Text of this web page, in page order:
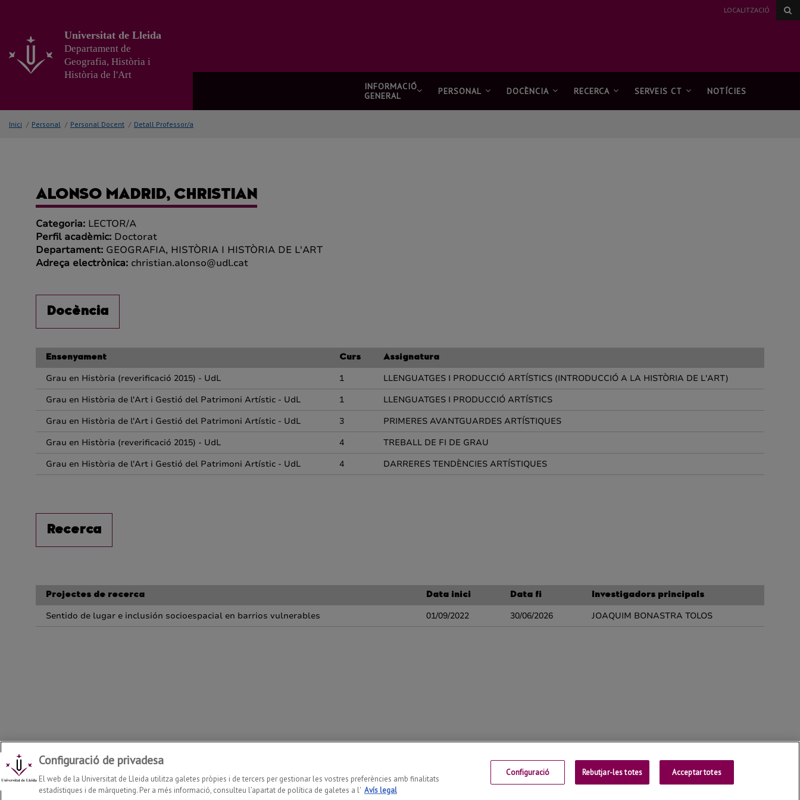
principal
LOCALITZACIÓ
Universitat de Lleida
Departament de
Geografia, Història i
Història de l'Art
INFORMACIÓ
GENERAL
PERSONAL DOCÈNCIA RECERCA SERVEIS CT NOTÍCIES
Inici / Personal / Personal Docent / Detall Professor/a
Departament de Geografia, Història i Història de l'Art 2026© | Telf: +34 973 702131 Contactar Universitat de Lleida
Configuració de privadesa
El web de la Universitat de Lleida utilitza galetes pròpies i de tercers per gestionar les vostres preferències amb finalitats
estadístiques i de màrqueting. Per a més informació, consulteu l’apartat de política de galetes a l' Avís legal
Configuració Rebutjar-les totes Acceptar totes